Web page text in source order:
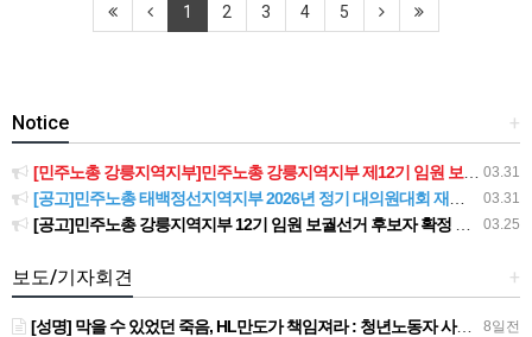
1 2 3 4 5
+
Notice
03.31
[민주노총 강릉지역지부]민주노총 강릉지역지부 제12기 임원 보궐선거결과 공고
03.31
[공고]민주노총 태백정선지역지부 2026년 정기 대의원대회 재소집 건
03.25
[공고]민주노총 강릉지역지부 12기 임원 보궐선거 후보자 확정 공고
+
보도/기자회견
8일전
[성명] 막을 수 있었던 죽음, HL만도가 책임져라 : 청년노동자 사망사고의 철저한 진상규명과 재발방지 대책 마련하라